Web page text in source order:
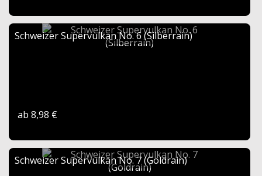
Schweizer Supervulkan No. 6 (Silberrain)
ab 8,98 €
Schweizer Supervulkan No. 7 (Goldrain)